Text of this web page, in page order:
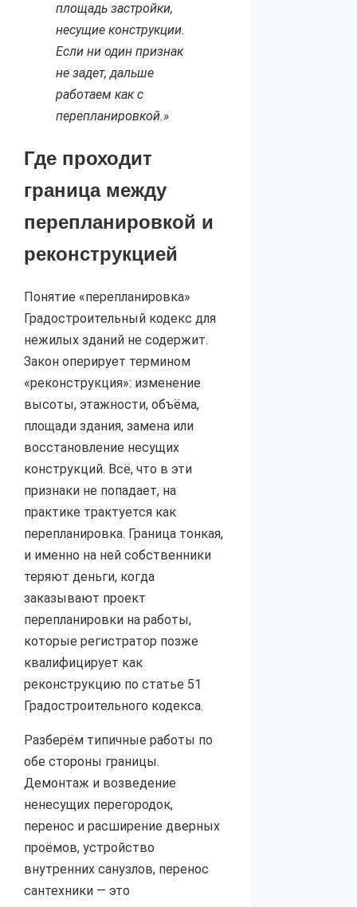
площадь застройки,
несущие конструкции.
Если ни один признак
не задет, дальше
работаем как с
перепланировкой.»
Где проходит
граница между
перепланировкой и
реконструкцией
Понятие «перепланировка»
Градостроительный кодекс для
нежилых зданий не содержит.
Закон оперирует термином
«реконструкция»: изменение
высоты, этажности, объёма,
площади здания, замена или
восстановление несущих
конструкций. Всё, что в эти
признаки не попадает, на
практике трактуется как
перепланировка. Граница тонкая,
и именно на ней собственники
теряют деньги, когда
заказывают проект
перепланировки на работы,
которые регистратор позже
квалифицирует как
реконструкцию по статье 51
Градостроительного кодекса.
Разберём типичные работы по
обе стороны границы.
Демонтаж и возведение
ненесущих перегородок,
перенос и расширение дверных
проёмов, устройство
внутренних санузлов, перенос
сантехники — это